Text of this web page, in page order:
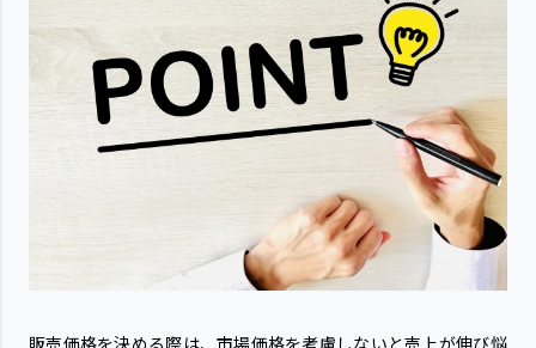
販売価格を決める際は、市場価格を考慮しないと売上が伸び悩